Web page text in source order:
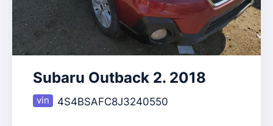
Subaru Outback 2. 2018
4S4BSAFC8J3240550